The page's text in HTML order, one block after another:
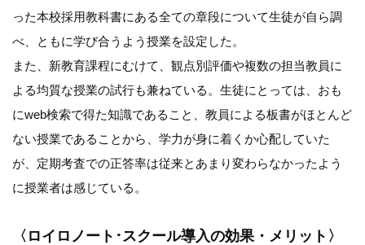
った本校採用教科書にある全ての章段について生徒が自ら調
べ、ともに学び合うよう授業を設定した。
また、新教育課程にむけて、観点別評価や複数の担当教員に
よる均質な授業の試行も兼ねている。生徒にとっては、おも
にweb検索で得た知識であること、教員による板書がほとんど
ない授業であることから、学力が身に着くか心配していた
が、定期考査での正答率は従来とあまり変わらなかったよう
に授業者は感じている。
〈ロイロノート･スクール導入の効果・メリット〉